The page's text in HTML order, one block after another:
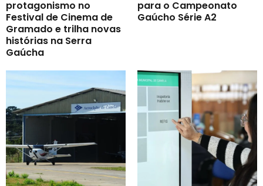
protagonismo no
Festival de Cinema de
Gramado e trilha novas
histórias na Serra
Gaúcha
para o Campeonato
Gaúcho Série A2